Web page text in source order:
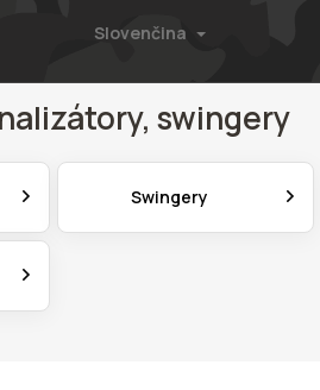
Slovenčina
swingery
Swingery